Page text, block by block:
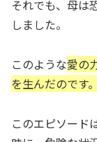
それでも、母は
しました。
このような愛の
を生んだのです。
このエピソード